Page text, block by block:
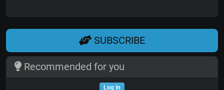
SUBSCRIBE
Recommended for you
Log in